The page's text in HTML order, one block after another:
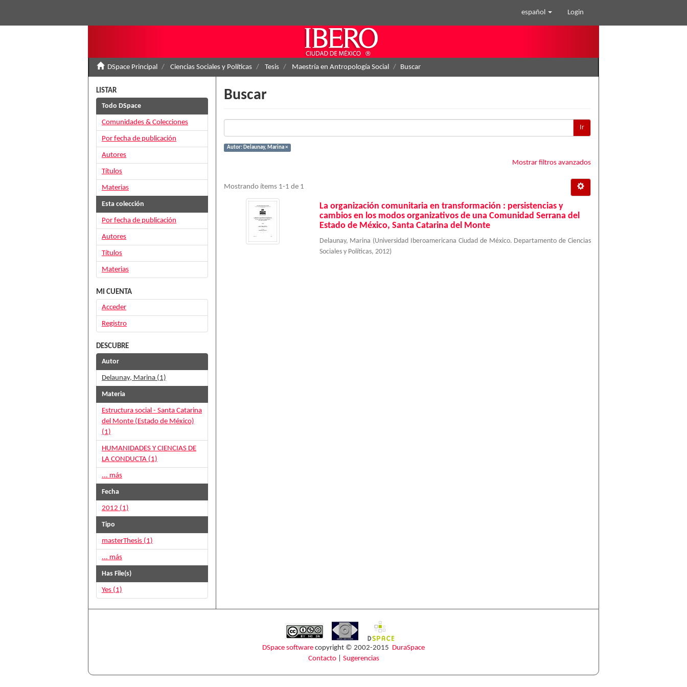
español Login
DSpace Principal Ciencias Sociales y Políticas Tesis Maestría en Antropología Social Buscar
Buscar
Ir
Autor: Delaunay, Marina ×
Mostrar filtros avanzados
Mostrando ítems 1-1 de 1
La organización comunitaria en transformación : persistencias y
cambios en los modos organizativos de una Comunidad Serrana del
Estado de México, Santa Catarina del Monte
Delaunay, Marina (Universidad Iberoamericana Ciudad de México. Departamento de Ciencias
Sociales y Políticas, 2012)
LISTAR
Todo DSpace
Comunidades & Colecciones
Por fecha de publicación
Autores
Títulos
Materias
Esta colección
Por fecha de publicación
Autores
Títulos
Materias
MI CUENTA
Acceder
Registro
DESCUBRE
Autor
Delaunay, Marina (1)
Materia
Estructura social - Santa Catarina
del Monte (Estado de México)
(1)
HUMANIDADES Y CIENCIAS DE
LA CONDUCTA (1)
... más
Fecha
2012 (1)
Tipo
masterThesis (1)
... más
Has File(s)
Yes (1)
DSpace software copyright © 2002-2015 DuraSpace
Contacto| Sugerencias